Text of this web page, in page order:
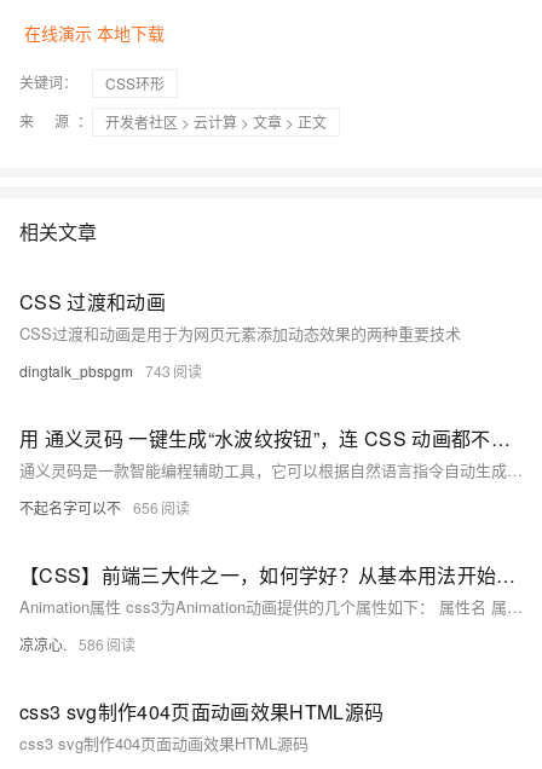
在线演示 本地下载
关键词：
CSS环形
来 源：
开发者社区 > 云计算 > 文章 > 正文
相关文章
CSS 过渡和动画
CSS过渡和动画是用于为网页元素添加动态效果的两种重要技术
dingtalk_pbspgm 743
用 通义灵码 一键生成“水波纹按钮”，连 CSS 动画都不用自己写了！
通义灵码是一款智能编程辅助工具，它可以根据自然语言指令自动生成高质量的代码。例如，只需输入“生成一个按钮，点击时带水波纹动画，模拟 Material Ripple 效果”，它就能生成具备完整交互逻辑、CSS 动画和良好性能的按钮组件。不仅如此，它还支持拓展功能，如长按触发提示、添加图标等，并能自动优化样式适配不同场景。通过通义灵码，开发者可以大幅提升效率，专注于创意实现，而不必纠结于繁琐的代码细节。
不起名字可以不 656
【CSS】前端三大件之一，如何学好？从基本用法开始吧！（九）：强势分析Animation动画各类参数；从播放时间、播放方式、播放次数、播放方向、播放状态等多个方面，完全了解CSS3 Animation
Animation属性 css3为Animation动画提供的几个属性如下： 属性名 属性值 animation-name 指定动画名称，该属性指定一个已有的关键帧定义。 animation-duration 指定动画持续时间。 animation-timing-funtion 指定动画变化速度。 animation-delay 指定动画延迟多长时间才开始执行。 animation-iteration-count 指定动画的循环执行次数。 animation：这是一个复合属性。
凉凉心. 586
css3 svg制作404页面动画效果HTML源码
css3 svg制作404页面动画效果HTML源码